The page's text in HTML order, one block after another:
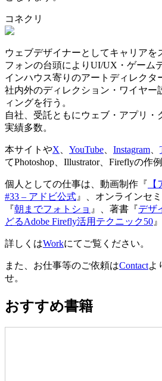
コネクリ
ウェブデザイナーとしてキャリアを
フォンの台頭によりUI/UX・ゲーム
インハウス寄りのアートディレクタ
社内外のディレクション・ワイヤー
ィングを行う。
自社、受託ともにウェブ・アプリ・
実績多数。
本サイトやX YouTube Instagram
てPhotoshop、Illustrator、Fireflyの作
個人としての仕事は、動画制作『
#33 – アドビ公式 』、オンラインセ
『朝までフォトショ 』、著書『デザ
どるAdobe Firefly活用テクニック50
詳しくはWorkにてご覧ください。
また、お仕事等のご依頼はContactよ
せ。
おすすめ書籍